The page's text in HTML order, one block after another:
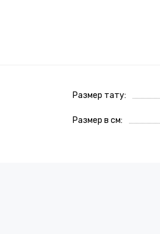
Размер тату
Размер в см